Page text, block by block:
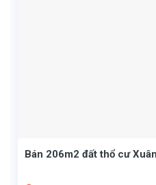
Bán 206m2 đất thổ cư